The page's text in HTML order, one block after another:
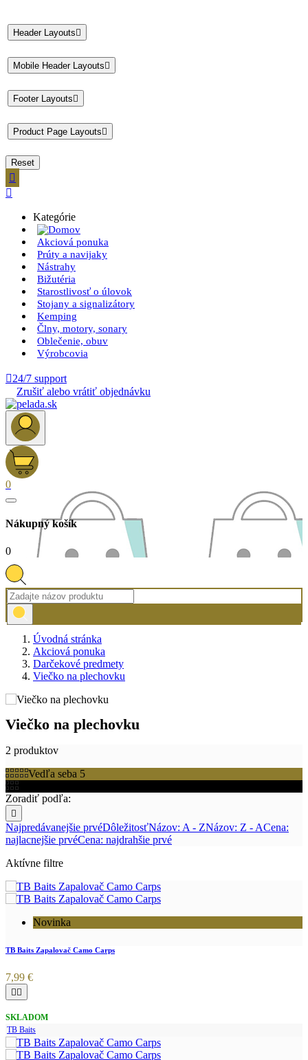
Header Layouts 
Mobile Header Layouts 
Footer Layouts
Product Page Layouts
Reset


Kategórie
Akciová ponuka
Prúty a navijaky
Nástrahy
Bižutéria
Starostlivosť o úlovok
Stojany a signalizátory
Kemping
Člny, motory, sonary
Oblečenie, obuv
Výrobcovia
24/7 support
Zrušiť alebo vrátiť objednávku
0
Nákupný košík
0
Úvodná stránka
Akciová ponuka
Darčekové predmety
Viečko na plechovku
Viečko na plechovku
2 produktov
Vedľa seba 5
Zoradiť podľa:

Najpredávanejšie prvéDôležitosťNázov: A - ZNázov: Z - ACena:
najlacnejšie prvéCena: najdrahšie prvé
Aktívne filtre
Novinka
TB Baits Zapalovač Camo Carps
7,99 €
 
SKLADOM
TB Baits